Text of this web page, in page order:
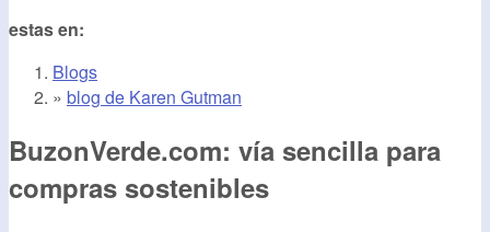
estas en:
Blogs
» blog de Karen Gutman
BuzonVerde.com: vía sencilla para
compras sostenibles